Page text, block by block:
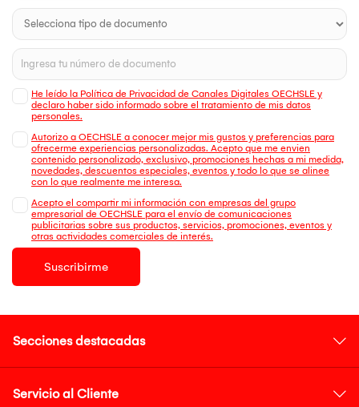
He leído la Política de Privacidad de Canales Digitales OECHSLE y
declaro haber sido informado sobre el tratamiento de mis datos
personales.
Autorizo a OECHSLE a conocer mejor mis gustos y preferencias para
ofrecerme experiencias personalizadas. Acepto que me envien
contenido personalizado, exclusivo, promociones hechas a mi medida,
novedades, descuentos especiales, eventos y todo lo que se alinee
con lo que realmente me interesa.
Acepto el compartir mi información con empresas del grupo
empresarial de OECHSLE para el envío de comunicaciones
publicitarias sobre sus productos, servicios, promociones, eventos y
otras actividades comerciales de interés.
Suscribirme
Secciones destacadas
Servicio al Cliente